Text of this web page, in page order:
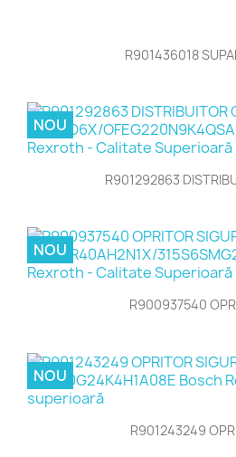
R901436018
R901292863
NOU
R900937540
NOU
R901243249
NOU